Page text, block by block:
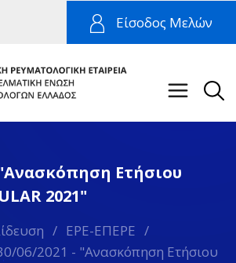
Είσοδος Μελών
Ετήσιου
2021"
/ ΕΡΕ-ΕΠΕΡΕ /
06/2021 - "Ανασκόπηση Ετήσιου